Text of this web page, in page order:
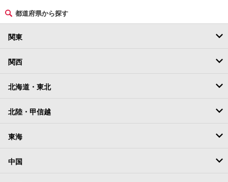
都道府県から探す
関東
東京
神奈川
埼玉
千葉
茨城
関西
大阪
京都
兵庫
奈良
北海道・東北
北海道
青森
岩手
北陸・甲信越
新潟
富山
東海
愛知
中国